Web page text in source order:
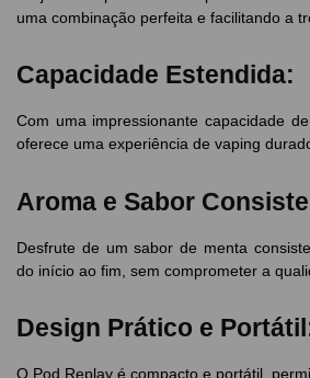
uma combinação perfeita e facilitando a
Capacidade Estendida:
Com uma impressionante capacidade
oferece uma experiência de vaping
Aroma e Sabor
Desfrute de um sabor de menta
do início ao fim, sem comprometer a
Design Prático e
O Pod Replay é compacto e portátil,